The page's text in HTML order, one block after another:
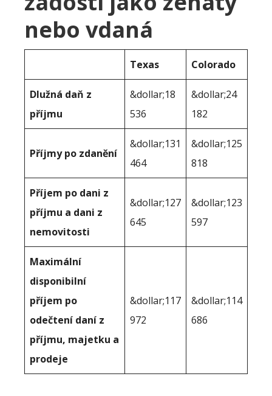
nebo vdaná
Texas Colorado
Dlužná daň z
příjmu
&dollar;18
536
&dollar;24
182
Příjmy po zdanění
&dollar;131
464
&dollar;125
818
Příjem po dani z
příjmu a dani z
nemovitosti
&dollar;127
645
&dollar;123
597
Maximální
disponibilní
příjem po
odečtení daní z
příjmu, majetku a
prodeje
&dollar;117
972
&dollar;114
686